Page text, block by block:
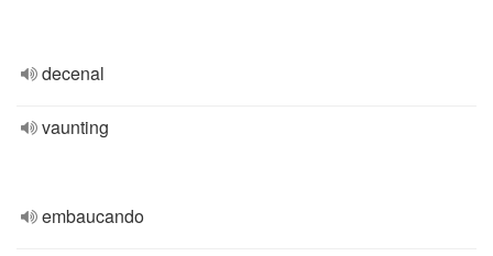
decenal
vaunting
embaucando